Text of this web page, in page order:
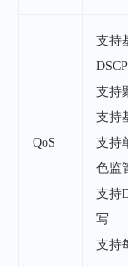
QoS
支持
支持
支持
支持
色
支持
写
支持